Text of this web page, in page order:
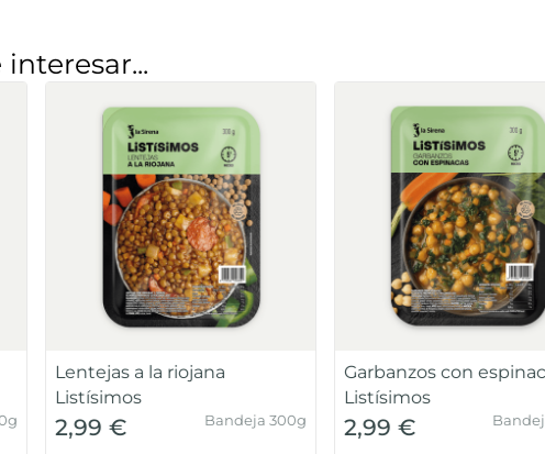
Lentejas a la riojana
Listísimos
2,99 € Bandeja 300g
Garbanzos con
Listísimos
2,99 €